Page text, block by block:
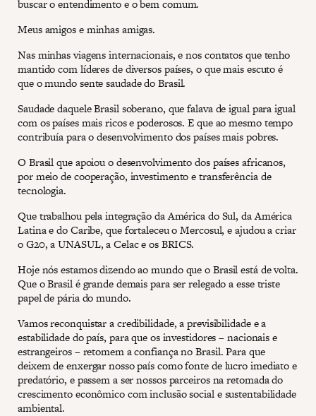
buscar o entendimento e o bem comum.
Meus amigos e minhas amigas.
Nas minhas viagens internacionais, e nos contatos que tenho
mantido com líderes de diversos países, o que mais escuto é
que o mundo sente saudade do Brasil.
Saudade daquele Brasil soberano, que falava de igual para igual
com os países mais ricos e poderosos. E que ao mesmo tempo
contribuía para o desenvolvimento dos países mais pobres.
O Brasil que apoiou o desenvolvimento dos países africanos,
por meio de cooperação, investimento e transferência de
tecnologia.
Que trabalhou pela integração da América do Sul, da América
Latina e do Caribe, que fortaleceu o Mercosul, e ajudou a criar
o G20, a UNASUL, a Celac e os BRICS.
Hoje nós estamos dizendo ao mundo que o Brasil está de volta.
Que o Brasil é grande demais para ser relegado a esse triste
papel de pária do mundo.
Vamos reconquistar a credibilidade, a previsibilidade e a
estabilidade do país, para que os investidores – nacionais e
estrangeiros – retomem a confiança no Brasil. Para que
deixem de enxergar nosso país como fonte de lucro imediato e
predatório, e passem a ser nossos parceiros na retomada do
crescimento econômico com inclusão social e sustentabilidade
ambiental.